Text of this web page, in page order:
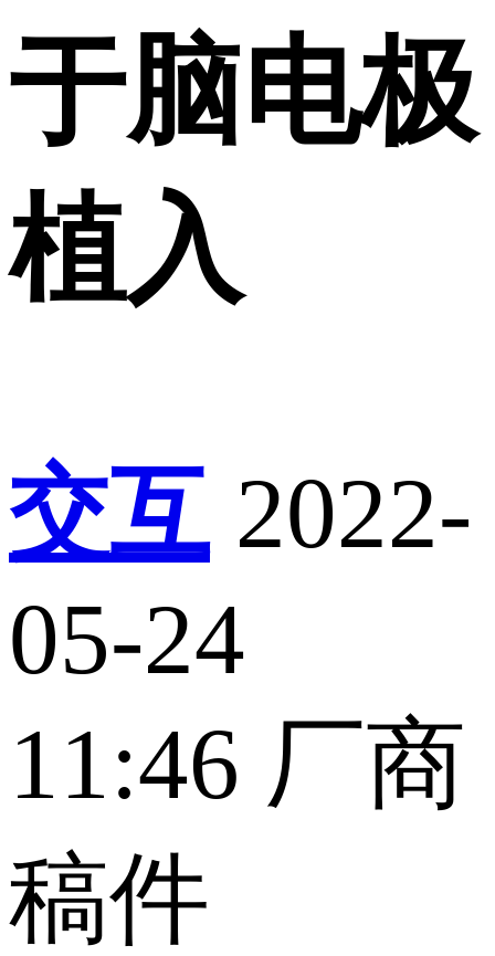
于脑电极
植入
交互 2022-
05-24
11:46 厂商
稿件